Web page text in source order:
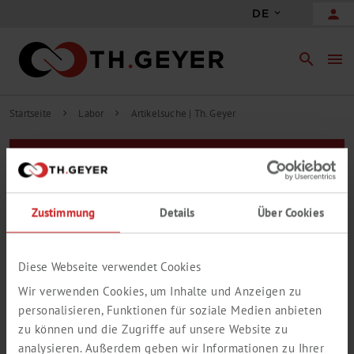
Zustimmung Details Über Cookies
Diese Webseite verwendet Cookies
Wir verwenden Cookies, um Inhalte und Anzeigen zu
personalisieren, Funktionen für soziale Medien anbieten
zu können und die Zugriffe auf unsere Website zu
analysieren. Außerdem geben wir Informationen zu Ihrer
DE person
search menu
Startseite chevron_right Labor chevron_right Artikelsuche | Th. Geyer
Filter
Treffer auf Webseite
0 Treffer in 0 Gruppen